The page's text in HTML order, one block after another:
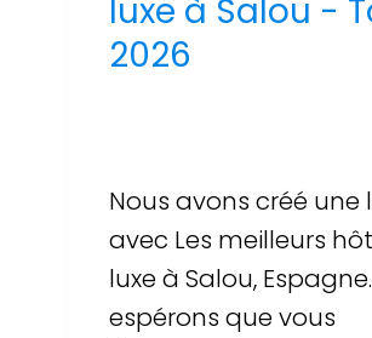
luxe à Salou -
2026
Nous avons créé une
avec Les meilleurs
luxe à Salou,
espérons que vous